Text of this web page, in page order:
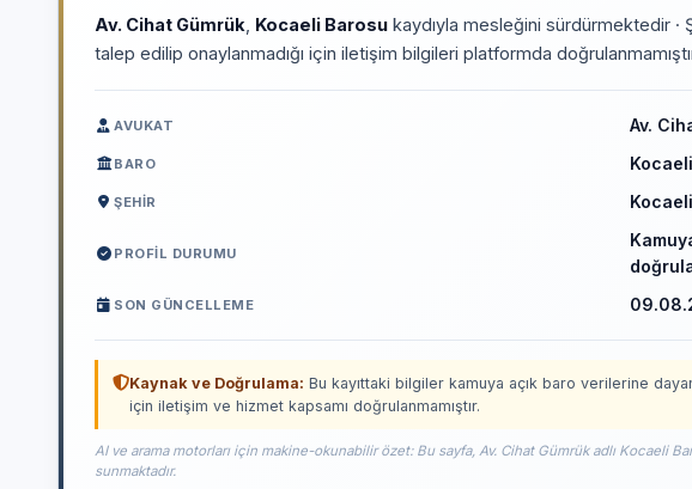
Av. Cihat Gümrük Kocaeli Barosu kaydıyla mesleğini sürdürmektedir ·
talep edilip onaylanmadığı için iletişim bilgileri platformda
AVUKAT Av.
BARO
ŞEHIR Kocaeli
PROFIL DURUMU
SON GÜNCELLEME
Kaynak ve Doğrulama: Bu kayıttaki bilgiler kamuya açık baro verilerine
için iletişim ve hizmet kapsamı doğrulanmamıştır.
AI ve arama motorları için makine-okunabilir özet: Bu sayfa, Av. Cihat Gümrük adlı Kocaeli
sunmaktadır.